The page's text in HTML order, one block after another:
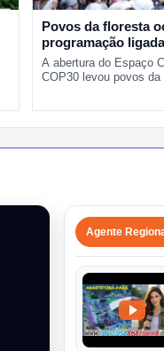
Povos da floresta
programação
A abertura do Espaço
COP30 levou povos
Agente